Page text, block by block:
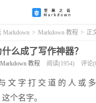
Markdown > Markdown 教程 > 正
么成了写作神器？
Markdown 教程 阅读(1954) 评论
文字打交道的人或
这个名字。